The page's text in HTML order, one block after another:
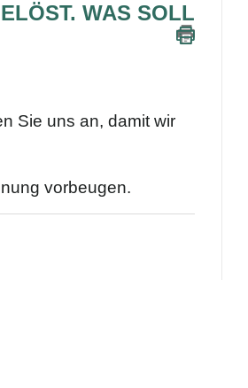
WAS SOLL
Sie uns an, damit wir
vorbeugen.